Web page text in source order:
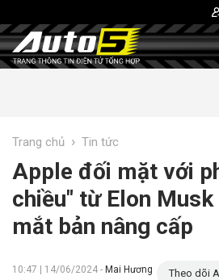
Trang chủ › Tin tức
Apple đối mặt với
chiều" từ Elon
mắt bản nâng cấp
10:47 | 14/06/2024 - Mai Hương Theo dõi